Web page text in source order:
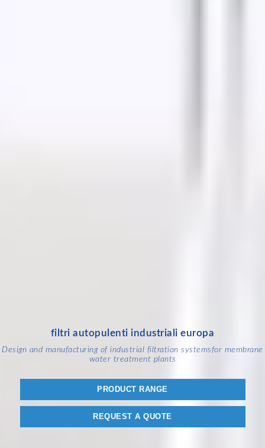
filtri autopulenti industriali europa
Design and manufacturing of industrial filtration systemsfor membrane
water treatment plants
PRODUCT RANGE
REQUEST A QUOTE